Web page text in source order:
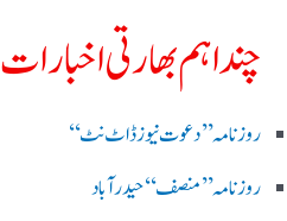
چند اہم بھارتی اخبارات
روز نامہ ’’ دعوت نیوز ڈاٹ نٹ‘‘
روزنامہ ’’ منصف‘‘ حیدر آباد